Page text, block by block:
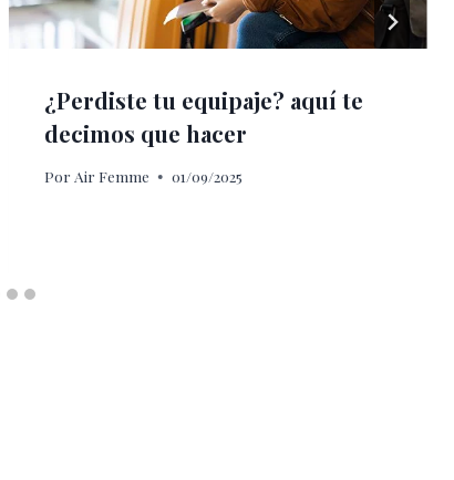
¿Perdiste tu equipaje? aquí te
decimos que hacer
Por Air Femme 01/09/2025